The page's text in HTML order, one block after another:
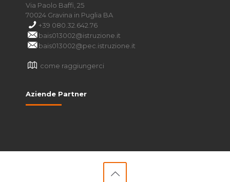
Via Paolo Baffi, 25
70024 Gravina in Puglia BA
+39 080.32.642.76
bais013002@istruzione.it
bais013002@pec.istruzione.it
come raggiungerci
Aziende Partner